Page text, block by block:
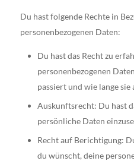
Du hast folgende Rechte in
personenbezogenen Daten:
Du hast das Recht zu
personenbezogenen
passiert und wie lange
Auskunftsrecht: Du hast
persönliche Daten
Recht auf Berichtigung:
du wünscht, deine